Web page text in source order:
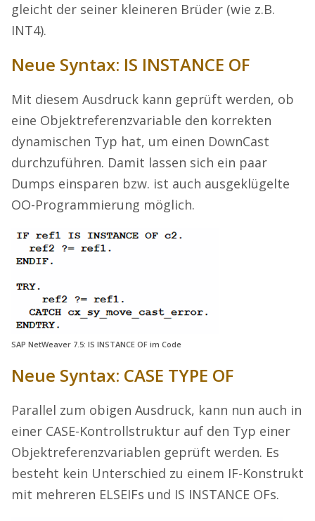
gleicht der seiner kleineren Brüder (wie z.B.
INT4).
Neue Syntax: IS INSTANCE OF
Mit diesem Ausdruck kann geprüft werden, ob
eine Objektreferenzvariable den korrekten
dynamischen Typ hat, um einen DownCast
durchzuführen. Damit lassen sich ein paar
Dumps einsparen bzw. ist auch ausgeklügelte
OO-Programmierung möglich.
SAP NetWeaver 7.5: IS INSTANCE OF im Code
Neue Syntax: CASE TYPE OF
Parallel zum obigen Ausdruck, kann nun auch in
einer CASE-Kontrollstruktur auf den Typ einer
Objektreferenzvariablen geprüft werden. Es
besteht kein Unterschied zu einem IF-Konstrukt
mit mehreren ELSEIFs und IS INSTANCE OFs.